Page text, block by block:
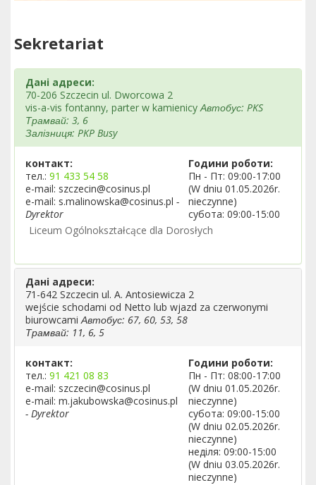
Sekretariat
Дані адреси:
70-206 Szczecin ul. Dworcowa 2
vis-a-vis fontanny, parter w kamienicyАвтобус: PKS
Трамвай: 3, 6
Залізниця: PKP Busy
контакт:
тел.: 91 433 54 58
e-mail: szczecin@cosinus.pl
e-mail: s.malinowska@cosinus.pl -
Dyrektor
Години роботи:
Пн - Пт: 09:00-17:00
(W dniu 01.05.2026r.
nieczynne)
субота: 09:00-15:00
Liceum Ogólnokształcące dla Dorosłych
Дані адреси:
71-642 Szczecin ul. A. Antosiewicza 2
wejście schodami od Netto lub wjazd za czerwonymi
biurowcamiАвтобус: 67, 60, 53, 58
Трамвай: 11, 6, 5
контакт:
тел.: 91 421 08 83
e-mail: szczecin@cosinus.pl
e-mail: m.jakubowska@cosinus.pl
- Dyrektor
Години роботи:
Пн - Пт: 08:00-17:00
(W dniu 01.05.2026r.
nieczynne)
субота: 09:00-15:00
(W dniu 02.05.2026r.
nieczynne)
неділя: 09:00-15:00
(W dniu 03.05.2026r.
nieczynne)